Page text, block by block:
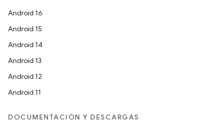
Android 16
Android 15
Android 14
Android 13
Android 12
Android 11
DOCUMENTACIÓN Y DESCARGAS